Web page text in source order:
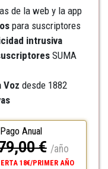
de la web y la app
para suscriptores
intrusiva
SUMA
Voz desde 1882
Pago Anual
€ /año
18€/PRIMER AÑO